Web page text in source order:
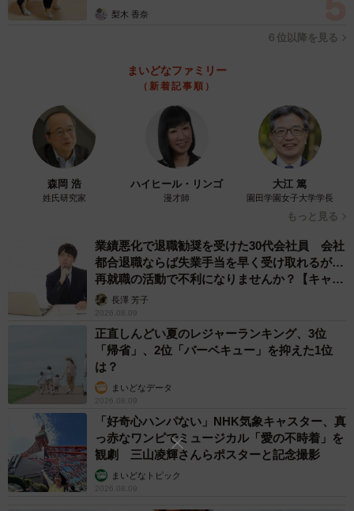
「最もポピュラーなタバコを」と言ったらこれを渡された
いや待て、やたら高いのは世界に冠たるマールボロだから
ではないか？ と気を取り直し、別の店を訪れた際に今度は
梨木 香奈
６位以降を見る
まいどなファミリー
（新着記事順）
森岡 浩
姓氏研究家
ハイヒール・リンゴ
漫才師
大江 篤
園田学園女子大学学長
もっと見る
業績悪化で退職勧奨を受けた30代会社員 会社
都合退職ならば失業手当を早く受け取れるが…
再就職の活動で不利になりませんか？【キャリ
アカウンセラーが解説】
長澤 芳子
2026.08.09
正直しんどい夏のレジャーランキング、3位
「帰省」、2位「バーベキュー」を抑えた1位
は？
まいどなデータ
2026.08.09
「好奇心ハンパない」NHK気象キャスター、真
っ赤なワンピでミュージカル「愛の不時着」を
観劇 三山凌輝さんらポスターと記念撮影
まいどなトピック
2026.08.09